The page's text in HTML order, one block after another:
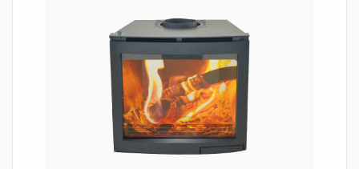
möjliggör enklare uppvärmning av mat och dryck.